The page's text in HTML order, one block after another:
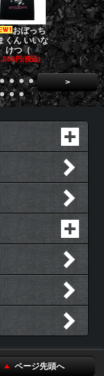
おぼっち
くん いいな
けつ（
円(税込)
ゴー
バスターズ
ージャ
5,500円(税
>
ページ先頭へ